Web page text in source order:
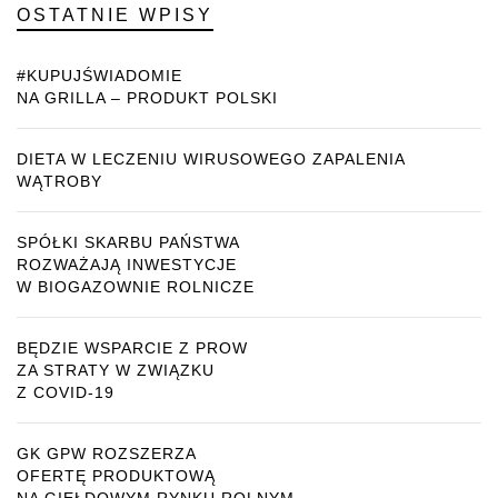
OSTATNIE WPISY
#KUPUJŚWIADOMIE
NA GRILLA – PRODUKT POLSKI
DIETA W LECZENIU WIRUSOWEGO ZAPALENIA
WĄTROBY
SPÓŁKI SKARBU PAŃSTWA
ROZWAŻAJĄ INWESTYCJE
W BIOGAZOWNIE ROLNICZE
BĘDZIE WSPARCIE Z PROW
ZA STRATY W ZWIĄZKU
Z COVID-19
GK GPW ROZSZERZA
OFERTĘ PRODUKTOWĄ